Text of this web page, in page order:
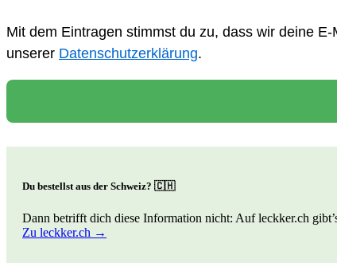
Mit dem Eintragen stimmst du zu, dass wir deine
unserer Datenschutzerklärung.
Du bestellst aus der Schweiz? 🇨🇭
Dann betrifft dich diese Information nicht: Auf leckker.ch
Zu leckker.ch →